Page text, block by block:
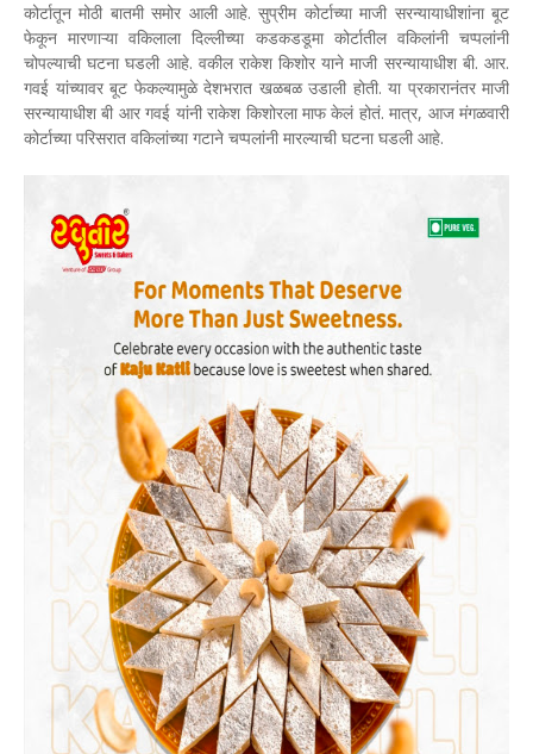
कोर्टातून मोठी बातमी समोर आली आहे. सुप्रीम कोर्टाच्या माजी सरन्यायाधीशांना बूट
फेकून मारणाऱ्या वकिलाला दिल्लीच्या कडकडडूमा कोर्टातील वकिलांनी चप्पलांनी
चोपल्याची घटना घडली आहे. वकील राकेश किशोर याने माजी सरन्यायाधीश बी. आर.
गवई यांच्यावर बूट फेकल्यामुळे देशभरात खळबळ उडाली होती. या प्रकारानंतर माजी
सरन्यायाधीश बी आर गवई यांनी राकेश किशोरला माफ केलं होतं. मात्र, आज मंगळवारी
कोर्टाच्या परिसरात वकिलांच्या गटाने चप्पलांनी मारल्याची घटना घडली आहे.